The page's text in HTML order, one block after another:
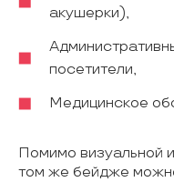
акушерки),
посетители,
Медицинское
Помимо визуальной
том же бейдже